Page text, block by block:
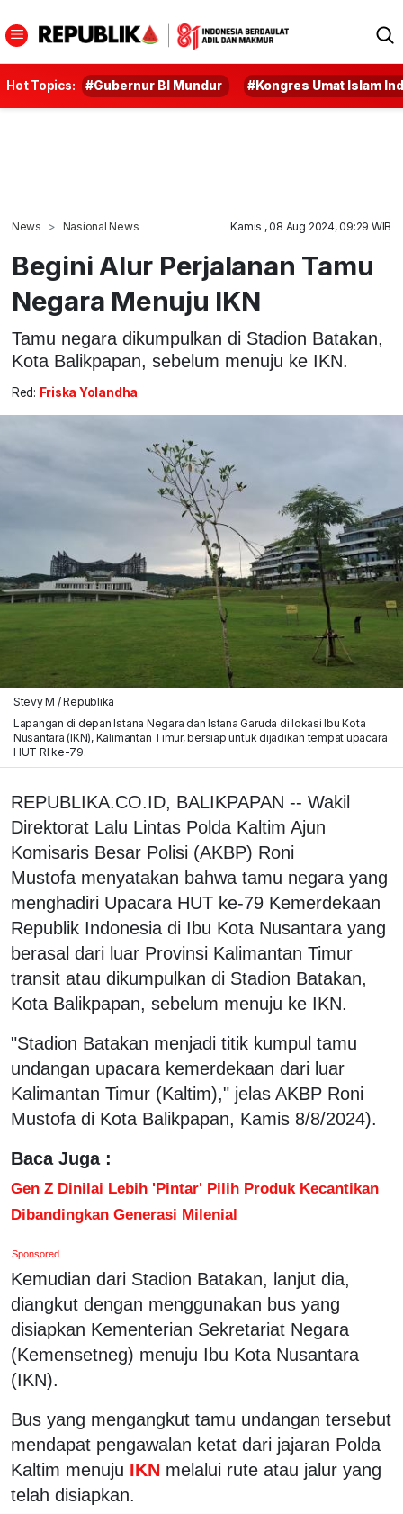
Hot Topics: #Gubernur BI Mundur #Kongres Umat Islam
News Nasional News Kamis , 08 Aug 2024, 09:29 WIB
Begini Alur Perjalanan Tamu
Negara Menuju IKN
Tamu negara dikumpulkan di Stadion Batakan,
Kota Balikpapan, sebelum menuju ke IKN.
Red: Friska Yolandha
Stevy M / Republika
Lapangan di depan Istana Negara dan Istana Garuda di lokasi Ibu Kota
Nusantara (IKN), Kalimantan Timur, bersiap untuk dijadikan tempat upacara
HUT RI ke-79.
REPUBLIKA.CO.ID, BALIKPAPAN -- Wakil
Direktorat Lalu Lintas Polda Kaltim Ajun
Komisaris Besar Polisi (AKBP) Roni
Mustofa menyatakan bahwa tamu negara yang
menghadiri Upacara HUT ke-79 Kemerdekaan
Republik Indonesia di Ibu Kota Nusantara yang
berasal dari luar Provinsi Kalimantan Timur
transit atau dikumpulkan di Stadion Batakan,
Kota Balikpapan, sebelum menuju ke IKN.
"Stadion Batakan menjadi titik kumpul tamu
undangan upacara kemerdekaan dari luar
Kalimantan Timur (Kaltim)," jelas AKBP Roni
Mustofa di Kota Balikpapan, Kamis 8/8/2024).
Baca Juga :
Gen Z Dinilai Lebih 'Pintar' Pilih Produk Kecantikan
Dibandingkan Generasi Milenial
Sponsored
Kemudian dari Stadion Batakan, lanjut dia,
diangkut dengan menggunakan bus yang
disiapkan Kementerian Sekretariat Negara
(Kemensetneg) menuju Ibu Kota Nusantara
(IKN).
Bus yang mengangkut tamu undangan tersebut
mendapat pengawalan ketat dari jajaran Polda
Kaltim menuju IKN melalui rute atau jalur yang
telah disiapkan.